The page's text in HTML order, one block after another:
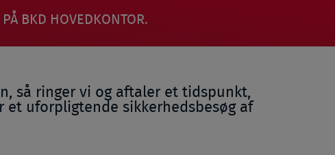
PÅ BKD HOVEDKONTOR.
så ringer vi og aftaler et tidspunkt,
et uforpligtende sikkerhedsbesøg af